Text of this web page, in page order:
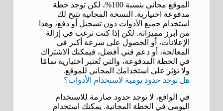
الموقع مجاني بنسبة 100%، لكن توجد خطة
مدفوعة اختيارية. النسخة المجانية تتيح لك
استخدام جميع الأدوات دون تسجيل أو دفع، وهذا
من أبرز مميزاته. لكن إذا كنت ترغب في إزالة
الإعلانات، أو الحصول على سرعة أكبر في
المعالجة، أو دعم فني أفضل، فيمكنك الاشتراك
في الخطة المدفوعة، والتي تُعتبر اختيارية تمامًا
ولا تؤثر على استخدامك المجاني للموقع.
هل توجد حدود يومية لاستخدام الأدوات؟
في الواقع، لا توجد حدود صارمة للاستخدام
اليومي في الخطة المجانية. يمكنك استخدام